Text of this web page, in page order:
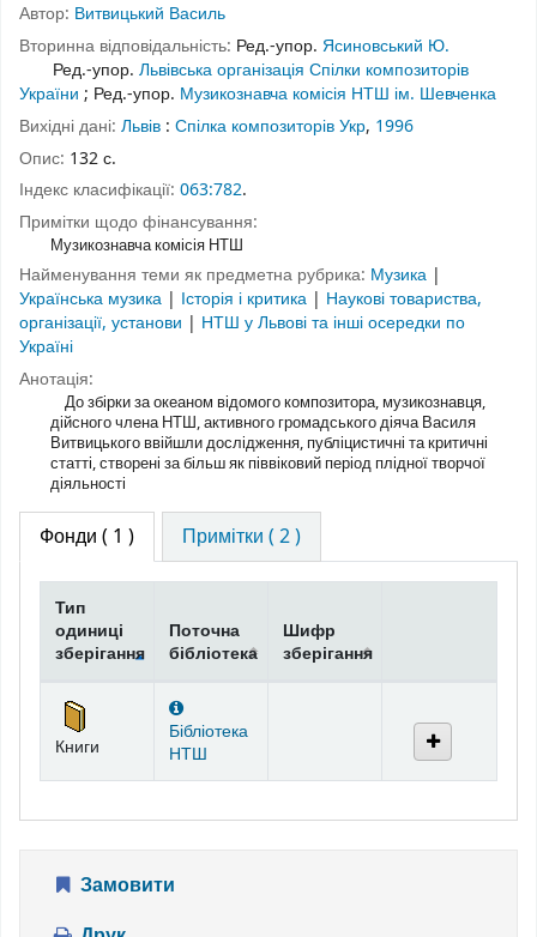
Автор: Витвицький Василь
Вторинна відповідальність: Ред.-упор. Ясиновський Ю.
Ред.-упор. Львівська організація Спілки композиторів
України ; Ред.-упор. Музикознавча комісія НТШ ім. Шевченка
Вихідні дані: Львів : Спілка композиторів Укр, 1996
Опис: 132 с.
Індекс класифікації: 063:782.
Примітки щодо фінансування:
Музикознавча комісія НТШ
Найменування теми як предметна рубрика: Музика |
Українська музика | Історія і критика | Наукові товариства,
організації, установи | НТШ у Львові та інші осередки по
Україні
Анотація:
До збірки за океаном відомого композитора, музикознавця,
дійсного члена НТШ, активного громадського діяча Василя
Витвицького ввійшли дослідження, публіцистичні та критичні
статті, створені за більш як піввіковий період плідної творчої
діяльності
Фонди ( 1 ) Примітки ( 2 )
Тип
одиниці
зберігання
Поточна
бібліотека
Шифр
зберігання
Книги
Бібліотека
НТШ
Замовити